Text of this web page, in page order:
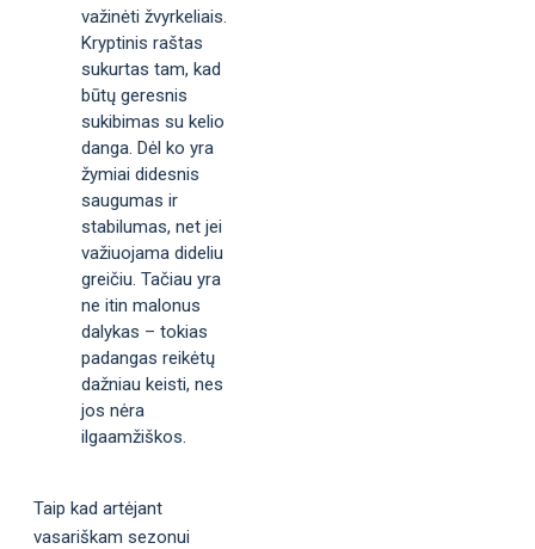
važinėti žvyrkeliais.
Kryptinis raštas
sukurtas tam, kad
būtų geresnis
sukibimas su kelio
danga. Dėl ko yra
žymiai didesnis
saugumas ir
stabilumas, net jei
važiuojama dideliu
greičiu. Tačiau yra
ne itin malonus
dalykas – tokias
padangas reikėtų
dažniau keisti, nes
jos nėra
ilgaamžiškos.
Taip kad artėjant
vasariškam sezonui